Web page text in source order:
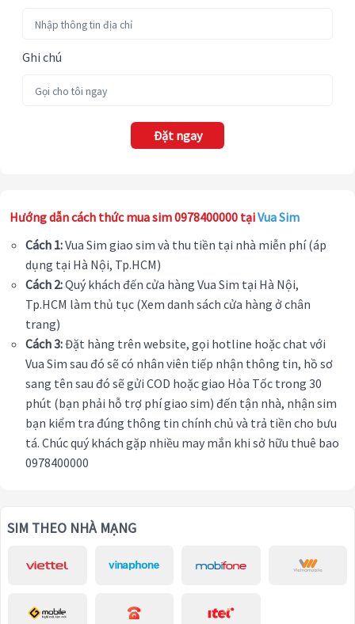
Ghi chú
Đặt ngay
Hướng dẫn cách thức mua sim 0978400000 tạiVua Sim
Cách 1:Vua Sim giao sim và thu tiền tại nhà miễn phí (áp
dụng tại Hà Nội, Tp.HCM)
Cách 2:Quý khách đến cửa hàng Vua Sim tại Hà Nội,
Tp.HCM làm thủ tục (Xem danh sách cửa hàng ở chân
trang)
Cách 3:Đặt hàng trên website, gọi hotline hoặc chat với
Vua Sim sau đó sẽ có nhân viên tiếp nhận thông tin, hồ sơ
sang tên sau đó sẽ gửi COD hoặc giao Hỏa Tốc trong 30
phút (bạn phải hỗ trợ phí giao sim) đến tận nhà, nhận sim
bạn kiểm tra đúng thông tin chính chủ và trả tiền cho bưu
tá. Chúc quý khách gặp nhiều may mắn khi sở hữu thuê bao
0978400000
SIM THEO NHÀ MẠNG